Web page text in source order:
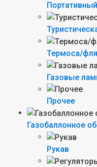
Термоса/
Газовые
Прочее
Газобаллонное
Рукав